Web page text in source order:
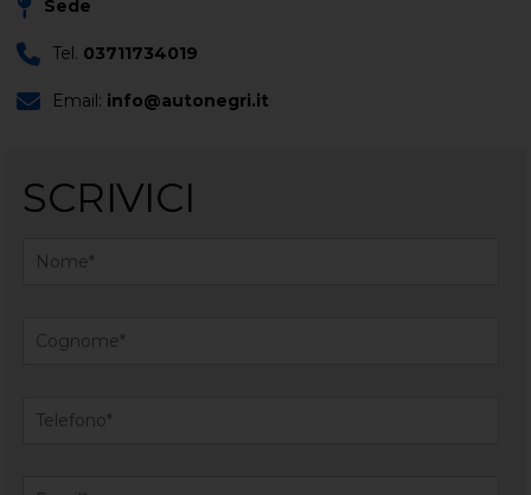
Sede
Tel. 03711734019
Email: info@autonegri.it
SCRIVICI